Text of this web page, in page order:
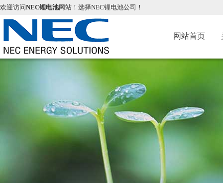
欢迎访问NEC锂电池网站！选择NEC锂电池公司！
网站首页